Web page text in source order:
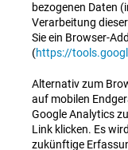
bezogenen Daten
Verarbeitung
Sie ein Browser-
(https://
Alternativ zum
auf mobilen
Google Analytics
Link klicken. Es
zukünftige